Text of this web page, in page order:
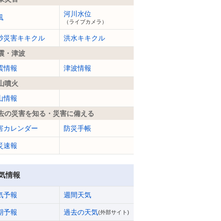
河川水位
（ライブカメラ）
災害キキクル
洪水キキクル
・津波
情報
津波情報
噴火
情報
の災害を知る・災害に備える
カレンダー
防災手帳
速報
情報
予報 週間天気
予報 過去の天気(外部サイト)